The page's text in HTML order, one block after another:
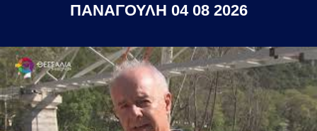
ΠΑΝΑΓΟΥΛΗ 04 08 2026